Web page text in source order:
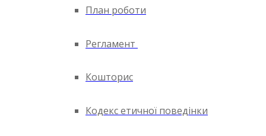
План роботи
Регламент
Кошторис
Кодекс етичної поведінки